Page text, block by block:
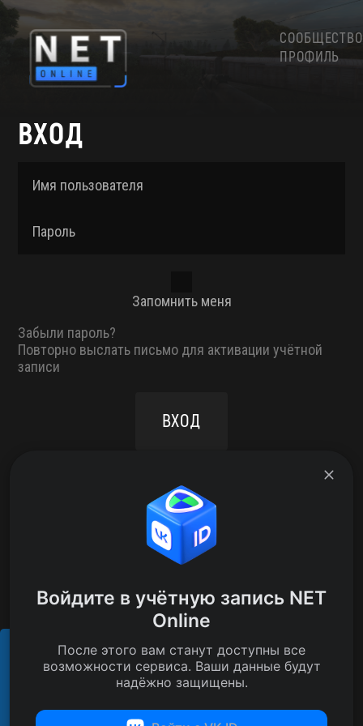
Этот сайт использует cookies для
обеспечения своей корректной работы.
СООБЩЕСТВО
ПРОФИЛЬ
ВХОД
Имя пользователя
Пароль
Запомнить меня
Забыли пароль?
Повторно выслать письмо для активации учётной
записи
ВХОД
Войдите в учётную запись NET
Online
После этого вам станут доступны все
возможности сервиса. Ваши данные будут
надёжно защищены.
ФОРУМПОДДЕРЖКА
АДМИНИСТРАТОРСКИЙ РАЗДЕЛ
NET Online Team
Copyright 2018-2026
E-mail: legal@netonline.team
PRESS-KIT